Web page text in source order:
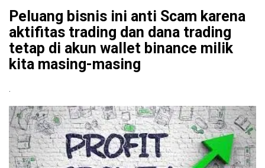
Peluang bisnis ini anti Scam karena
aktifitas trading dan dana trading
tetap di akun wallet binance milik
kita masing-masing